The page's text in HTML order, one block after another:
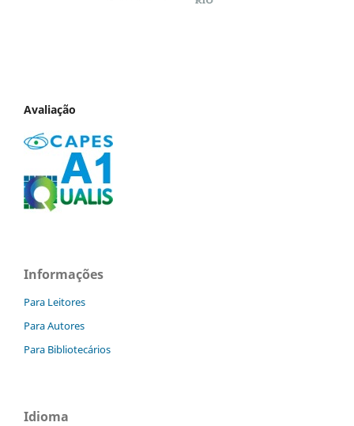
Avaliação
Informações
Para Leitores
Para Autores
Para Bibliotecários
Idioma